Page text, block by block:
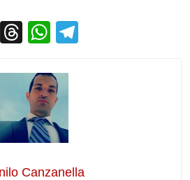
R
di
T
e
a
d
s
W
at
s
A
p
p
Canzanella